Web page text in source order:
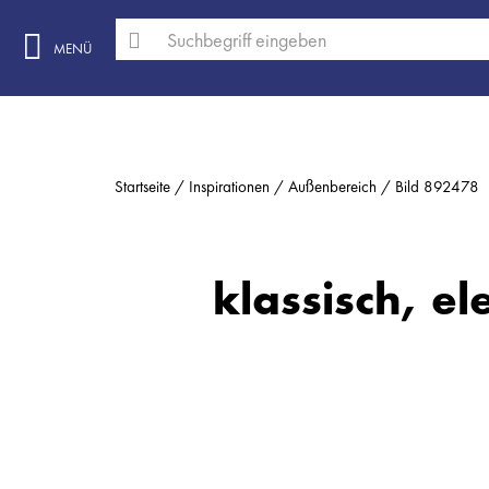
MENÜ
Startseite Inspirationen Außenbereich Bild 892478
klassisch,